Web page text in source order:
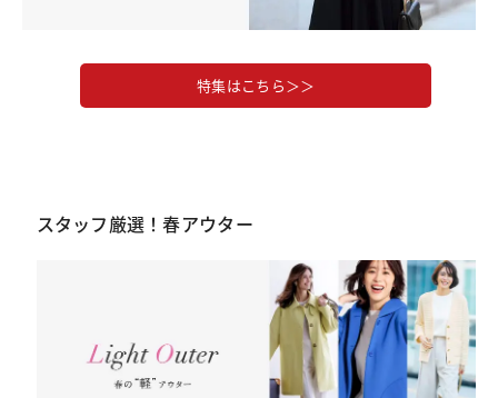
特集はこちら＞＞
スタッフ厳選！春アウター